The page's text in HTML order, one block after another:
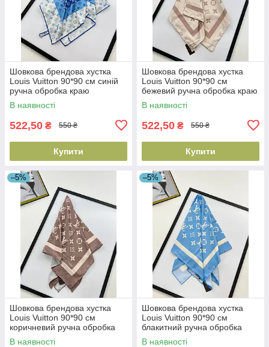
Шовкова брендова хустка
Louis Vuitton 90*90 см синій
ручна обробка краю
В наявності
522,50 ₴ 550 ₴
Купити
Шовкова брендова хустка
Louis Vuitton 90*90 см
бежевий ручна обробка краю
В наявності
522,50 ₴ 550 ₴
Купити
–5%
Шовкова брендова хустка
Louis Vuitton 90*90 см
коричневий ручна обробка
краю
В наявності
–5%
Шовкова брендова хустка
Louis Vuitton 90*90 см
блакитний ручна обробка
краю
В наявності